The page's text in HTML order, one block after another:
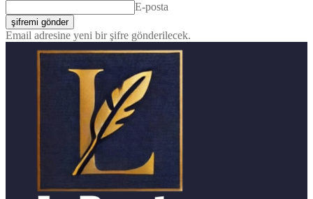
E-posta
Email adresine yeni bir şifre gönderilecek.